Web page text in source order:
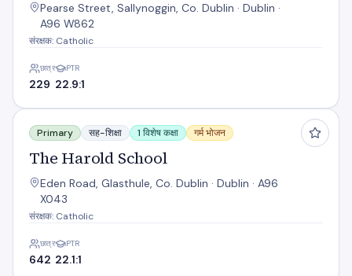
Pearse Street, Sallynoggin, Co. Dublin · Dublin ·
A96 W862
संरक्षक: Catholic
छात्र
229
PTR
22.9:1
The Harold School
Primary सह-शिक्षा 1 विशेष कक्षा गर्म भोजन
The Harold School
Eden Road, Glasthule, Co. Dublin · Dublin · A96
X043
संरक्षक: Catholic
छात्र
642
PTR
22.1:1